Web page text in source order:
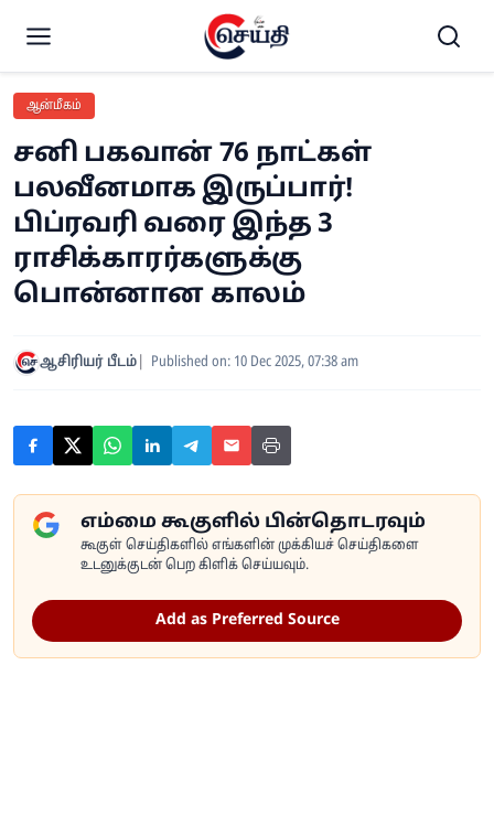
ஆன்மீகம்
சனி பகவான் 76 நாட்கள்
பலவீனமாக இருப்பார்!
பிப்ரவரி வரை இந்த 3
ராசிக்காரர்களுக்கு
பொன்னான காலம்
ஆசிரியர் பீடம் Published on: 10 Dec 2025, 07:38 am
எம்மை கூகுளில் பின்தொடரவும்
கூகுள் செய்திகளில் எங்களின் முக்கியச் செய்திகளை
உடனுக்குடன் பெற கிளிக் செய்யவும்.
Add as Preferred Source